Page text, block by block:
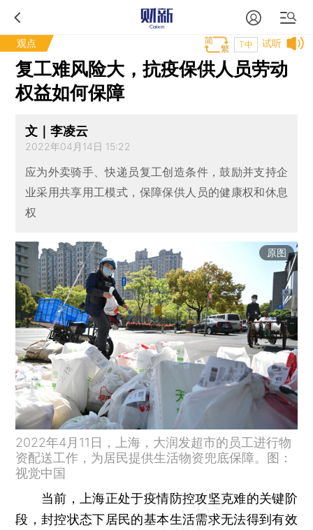
观点 试听
T中
复工难风险大，抗疫保供人员劳动
权益如何保障
文｜李凌云
2022年04月14日 15:22
应为外卖骑手、快递员复工创造条件，鼓励并支持企
业采用共享用工模式，保障保供人员的健康权和休息
权
原图
2022年4月11日，上海，大润发超市的员工进行物
资配送工作，为居民提供生活物资兜底保障。图：
视觉中国
当前，上海正处于疫情防控攻坚克难的关键阶
段，封控状态下居民的基本生活需求无法得到有效